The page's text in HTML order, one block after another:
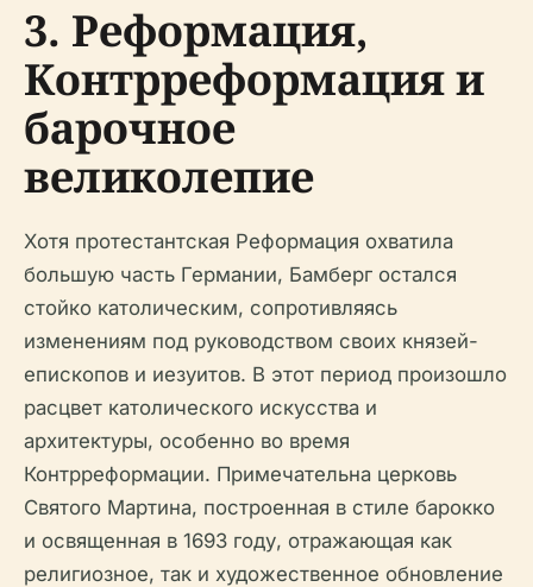
3. Реформация,
Контрреформация и
барочное
великолепие
Хотя протестантская Реформация охватила
большую часть Германии, Бамберг остался
стойко католическим, сопротивляясь
изменениям под руководством своих князей-
епископов и иезуитов. В этот период произошло
расцвет католического искусства и
архитектуры, особенно во время
Контрреформации. Примечательна церковь
Святого Мартина, построенная в стиле барокко
и освященная в 1693 году, отражающая как
религиозное, так и художественное обновление